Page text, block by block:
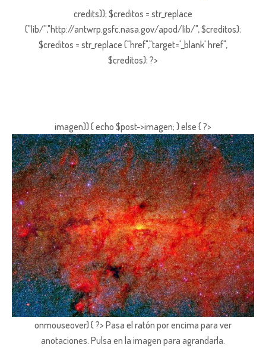
credits)); $creditos = str_replace
("lib/","http://antwrp.gsfc.nasa.gov/apod/lib/", $creditos);
$creditos = str_replace ("href","target='_blank' href",
$creditos); ?>
imagen)) { echo $post->imagen; } else { ?>
onmouseover) { ?> Pasa el ratón por encima para ver
anotaciones. Pulsa en la imagen para agrandarla.